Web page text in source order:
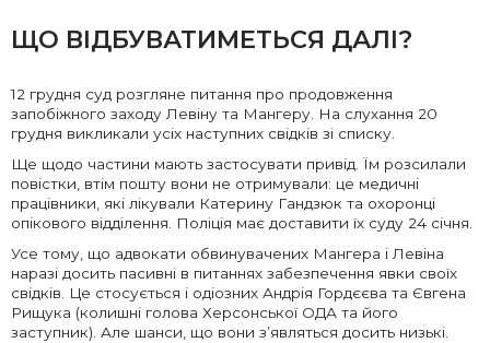
ЩО ВІДБУВАТИМЕТЬСЯ ДАЛІ?
12 грудня суд розгляне питання про продовження
запобіжного заходу Левіну та Мангеру. На слухання 20
грудня викликали усіх наступних свідків зі списку.
Ще щодо частини мають застосувати привід. Їм розсилали
повістки, втім пошту вони не отримували: це медичні
працівники, які лікували Катерину Гандзюк та охоронці
опікового відділення. Поліція має доставити їх суду 24 січня.
Усе тому, що адвокати обвинувачених Мангера і Левіна
наразі досить пасивні в питаннях забезпечення явки своїх
свідків. Це стосується і одіозних Андрія Гордєєва та Євгена
Рищука (колишні голова Херсонської ОДА та його
заступник). Але шанси, що вони з’являться досить низькі.